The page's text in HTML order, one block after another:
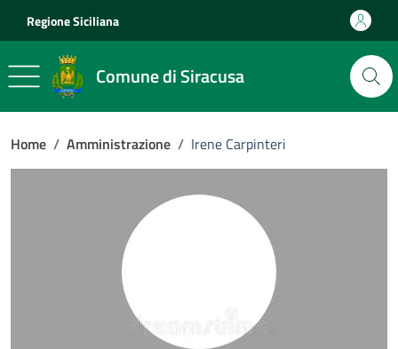
Regione Siciliana
Comune di Siracusa
Home / Amministrazione / Irene Carpinteri